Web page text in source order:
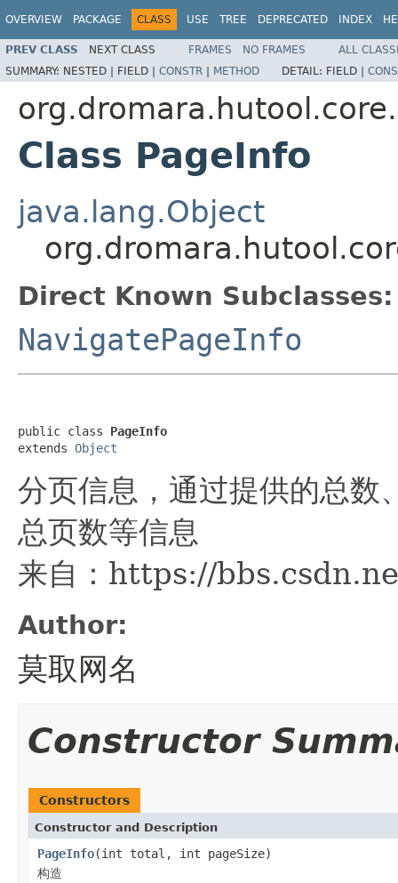
OVERVIEW PACKAGE CLASS USE TREE DEPRECATED INDEX
PREV CLASS NEXT CLASS FRAMES NO FRAMES
ALL
SUMMARY: NESTED | FIELD | CONSTR | METHOD DETAIL: FIELD |
Class PageInfo
java.lang.Object
Direct Known Subclasses:
NavigatePageInfo
public class PageInfo
extends Object
分页信息，通过提供的总数
总页数等信息
来自：https://
Author:
莫取网名
Constructor
Constructors
Constructor and Description
PageInfo(int total, int pageSize)
构造